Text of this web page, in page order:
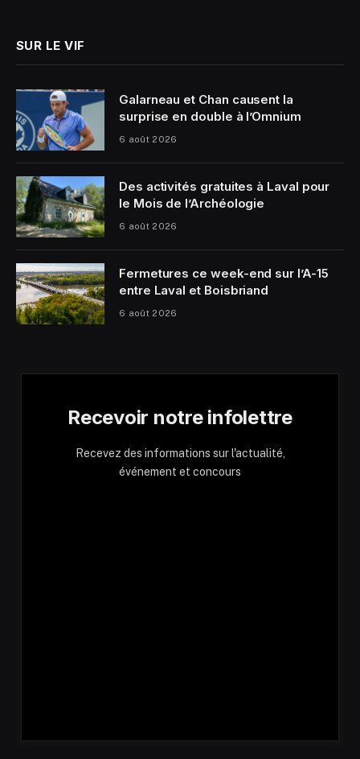
SUR LE VIF
Galarneau et Chan causent la
surprise en double à l’Omnium
6 août 2026
Des activités gratuites à Laval pour
le Mois de l’Archéologie
6 août 2026
Fermetures ce week-end sur l’A-15
entre Laval et Boisbriand
6 août 2026
Recevoir notre infolettre
Recevez des informations sur l'actualité,
événement et concours